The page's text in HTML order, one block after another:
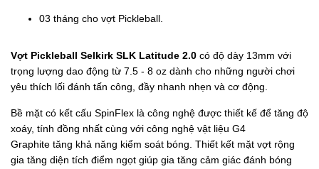
03 tháng cho vợt Pickleball.
Vợt Pickleball Selkirk SLK Latitude 2.0 có độ dày 13mm với
trọng lượng dao động từ 7.5 - 8 oz dành cho những người chơi
yêu thích lối đánh tấn công, đầy nhanh nhẹn và cơ động.
Bề mặt có kết cấu SpinFlex là công nghệ được thiết kế để tăng độ
xoáy, tính đồng nhất cùng với công nghệ vật liệu G4
Graphite tăng khả năng kiểm soát bóng. Thiết kết mặt vợt rộng
gia tăng diện tích điểm ngọt giúp gia tăng cảm giác đánh bóng